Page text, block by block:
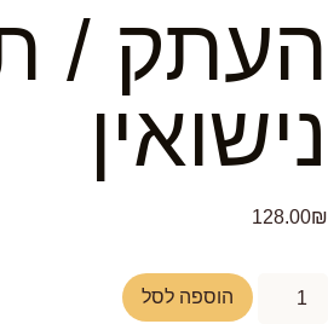
העתק /
נישואין
128.00₪
הוספה לסל